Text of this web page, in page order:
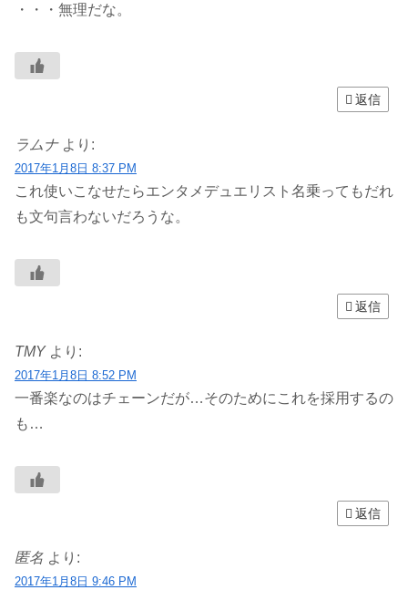
・・・無理だな。
返信
ラムナ より:
2017年1月8日 8:37 PM
これ使いこなせたらエンタメデュエリスト名乗ってもだれ
も文句言わないだろうな。
返信
TMY より:
2017年1月8日 8:52 PM
一番楽なのはチェーンだが…そのためにこれを採用するの
も…
返信
匿名 より:
2017年1月8日 9:46 PM